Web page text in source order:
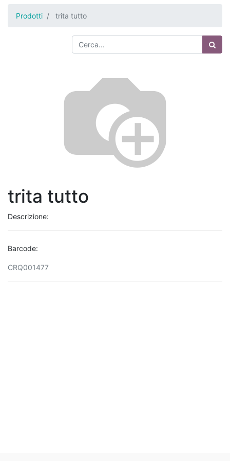
Prodotti trita tutto
trita tutto
Descrizione:
Barcode:
CRQ001477